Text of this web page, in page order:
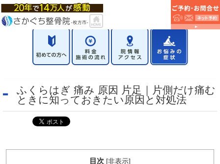
ふくらはぎ 痛み 原因 片足｜片側だけ痛む
ときに知っておきたい原因と対処法
目次 [非表示]